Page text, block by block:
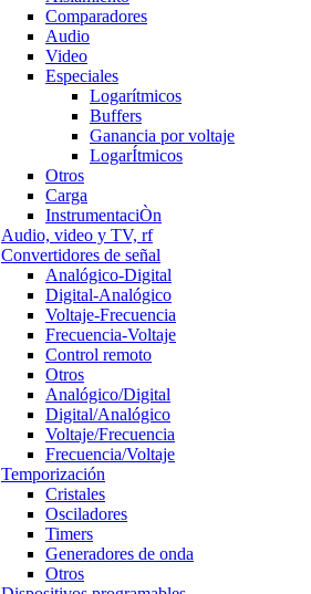
Comparadores
Audio
Video
Especiales
Logarítmicos
Buffers
Ganancia por voltaje
LogarÍtmicos
Otros
Carga
InstrumentaciÒn
Audio, video y TV, rf
Convertidores de señal
Analógico-Digital
Digital-Analógico
Voltaje-Frecuencia
Frecuencia-Voltaje
Control remoto
Otros
Analógico/Digital
Digital/Analógico
Voltaje/Frecuencia
Frecuencia/Voltaje
Temporización
Cristales
Osciladores
Timers
Generadores de onda
Otros